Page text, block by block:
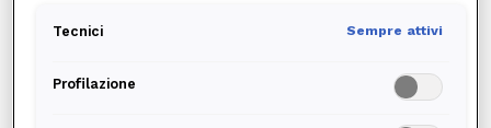
membri della stessa famiglia. Per la voltura non sono necessari
dai fornitori. Il costo può variare tra mercato libero e servizio di
tutela.
Tecnici Sempre attivi
Profilazione